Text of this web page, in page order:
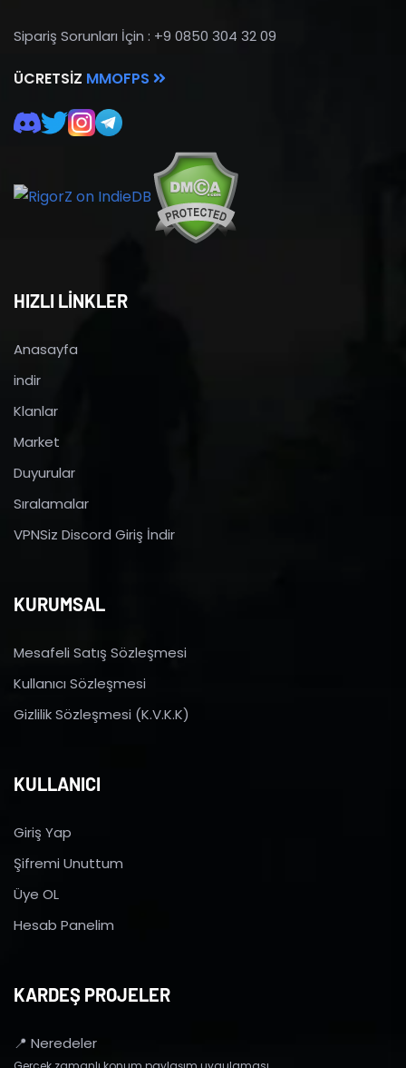
Sipariş Sorunları İçin : +9 0850 304 32 09
ÜCRETSIZ MMOFPS
HIZLI LİNKLER
Anasayfa
indir
Klanlar
Market
Duyurular
Sıralamalar
VPNSiz Discord Giriş İndir
KURUMSAL
Mesafeli Satış Sözleşmesi
Kullanıcı Sözleşmesi
Gizlilik Sözleşmesi (K.V.K.K)
KULLANICI
Giriş Yap
Şifremi Unuttum
Üye OL
Hesab Panelim
KARDEŞ PROJELER
📍 Neredeler